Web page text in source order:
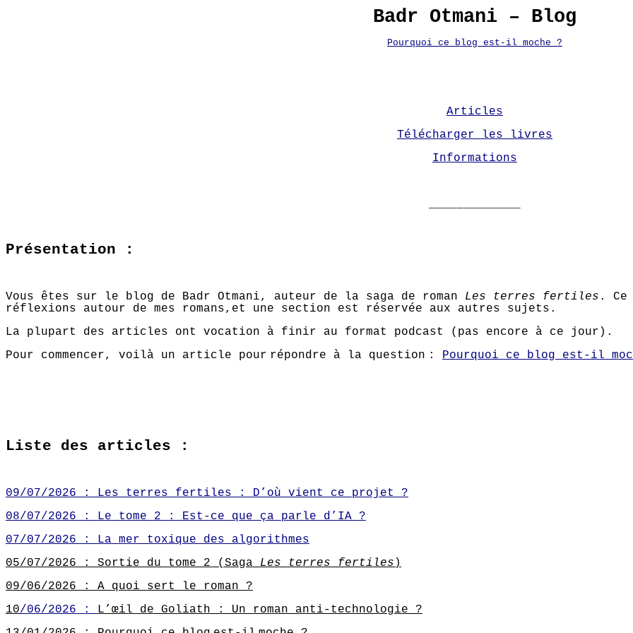
Badr Otmani – Blog
Pourquoi ce blog est-il moche ?
Articles
Télécharger les livres
Informations
Présentation :
Vous êtes sur le blog de Badr Otmani, auteur de la saga de roman Les terres fertiles .
réflexions autour de mes romans,et une section est réservée aux autres sujets.
La plupart des articles ont vocation à finir au format podcast (pas encore à ce jour).
Pour commencer, voilà un article pour répondre à la question : Pourquoi ce blog est-il
Liste des articles :
09/07/2026 : Les terres fertiles : D’où vient ce projet ?
08/07/2026 : Le tome 2 : Est-ce que ça parle d’IA ?
07/07/2026 : La mer toxique des algorithmes
05/07/2026 : Sortie du tome 2 (Saga Les terres fertiles )
09/06/2026 : A quoi sert le roman ?
10/06/2026 : L’œil de Goliath : Un roman anti-technologie ?